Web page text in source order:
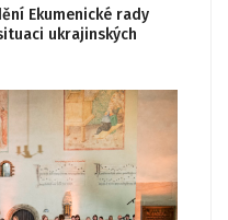
Ekumenické rady
ukrajinských